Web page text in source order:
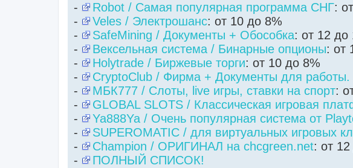
- Robot / Самая популярная программа СНГ:
-
Veles / Электрошанс: от 10 до 8%
-
SafeMining / Документы + Обособка: от 12 до
-
Вексельная система / Бинарные опционы: от
-
Holytrade / Биржевые торги: от 10 до 8%
-
CryptoClub / Фирма + Документы для работы.
-
МБК777 / Слоты, live игры, ставки на спорт:
-
GLOBAL SLOTS / Классическая игровая
-
Ya888Ya / Очень популярная система от
-
SUPEROMATIC / для виртуальных игровых
-
Champion / ОРИГИНАЛ на chcgreen.net: от
-
ПОЛНЫЙ СПИСОК!